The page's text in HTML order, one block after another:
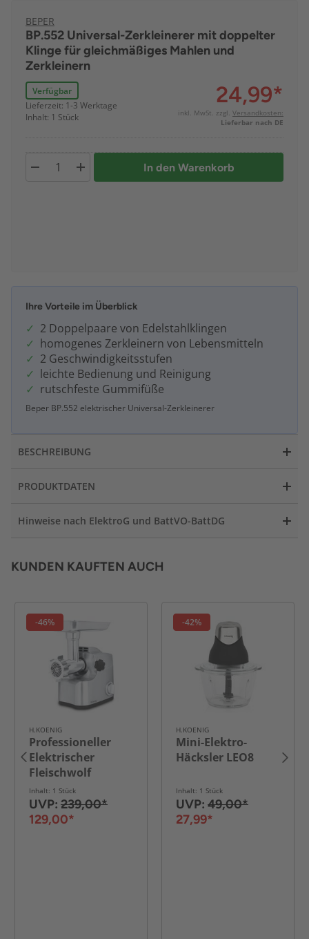
BEPER
BP.552 Universal-Zerkleinerer mit doppelter
Klinge für gleichmäßiges Mahlen und
Zerkleinern
Verfügbar
Lieferzeit: 1-3 Werktage
Inhalt: 1 Stück
24,99*
inkl. MwSt. zzgl. Versandkosten:
Lieferbar nach DE
In den Warenkorb
Ihre Vorteile im Überblick
2 Doppelpaare von Edelstahlklingen
homogenes Zerkleinern von Lebensmitteln
2 Geschwindigkeitsstufen
leichte Bedienung und Reinigung
rutschfeste Gummifüße
Beper BP.552 elektrischer Universal-Zerkleinerer
BESCHREIBUNG
PRODUKTDATEN
Hinweise nach ElektroG und BattVO-BattDG
KUNDEN KAUFTEN AUCH
-46%
H.KOENIG
Professioneller
Elektrischer
Fleischwolf
WMG800
Inhalt: 1 Stück
UVP: 239,00*
129,00*
-42%
H.KOENIG
Mini-Elektro-
Häcksler LEO8
Inhalt: 1 Stück
UVP: 49,00*
27,99*